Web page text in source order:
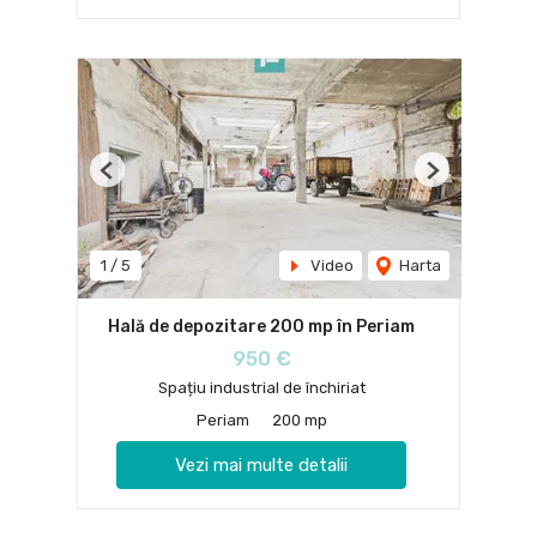
1 / 5 Video Harta
Previous Next
Hală de depozitare 200 mp în Periam
950 €
Spațiu industrial de închiriat
Periam
200 mp
Vezi mai multe detalii